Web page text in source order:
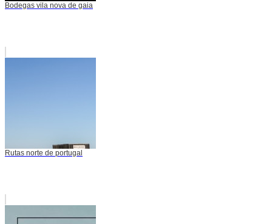
Bodegas vila nova de gaia
Rutas norte de portugal